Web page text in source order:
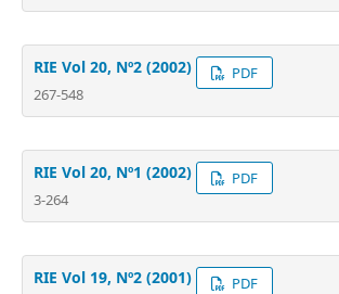
RIE Vol 20, Nº2 (2002)
267-548
PDF
RIE Vol 20, Nº1 (2002)
3-264
PDF
RIE Vol 19, Nº2 (2001) PDF